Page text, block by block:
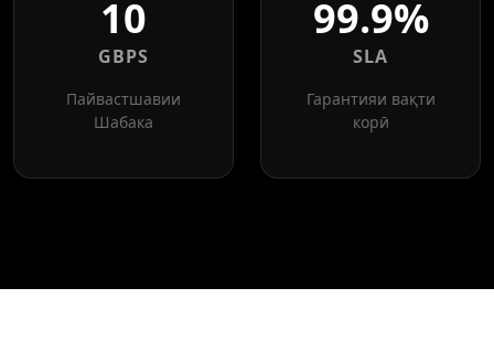
10
GBPS
Пайвастшавии
Шабака
99.9%
SLA
Гарантияи вақти
корӣ